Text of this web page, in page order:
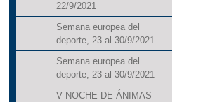
22/9/2021
Semana europea del
deporte, 23 al 30/9/2021
Semana europea del
deporte, 23 al 30/9/2021
V NOCHE DE ÁNIMAS